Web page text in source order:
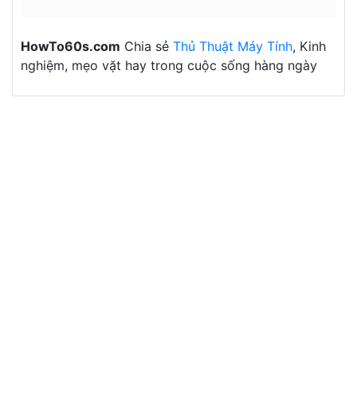
HowTo60s.com Chia sẻ Thủ Thuật Máy Tính, Kinh
nghiệm, mẹo vặt hay trong cuộc sống hàng ngày